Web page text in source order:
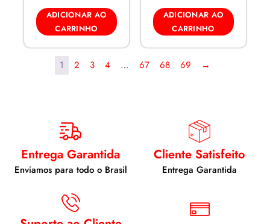
ADICIONAR AO
CARRINHO
ADICIONAR AO
CARRINHO
1 2 3 4 … 67 68 69 →
Entrega Garantida
Enviamos para todo o Brasil
Cliente Satisfeito
Entrega Garantida